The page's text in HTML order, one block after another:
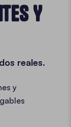
Y
reales.
y